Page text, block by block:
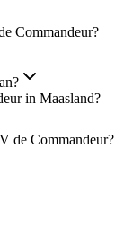
Commandeur?
in Maasland?
de Commandeur?